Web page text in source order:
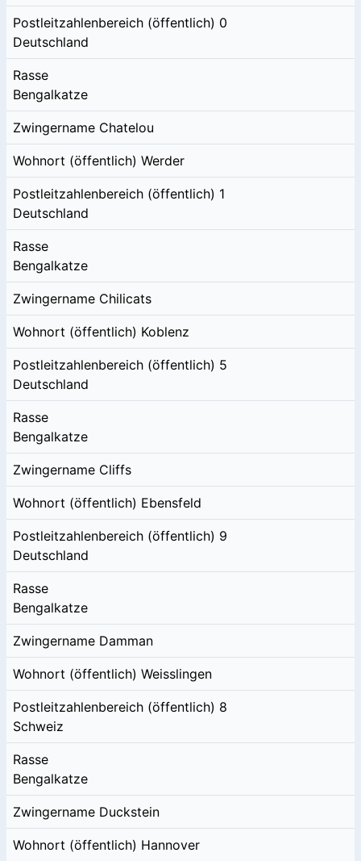
Postleitzahlenbereich (öffentlich) 0
Deutschland
Rasse
Bengalkatze
Zwingername Chatelou
Wohnort (öffentlich) Werder
Postleitzahlenbereich (öffentlich) 1
Deutschland
Rasse
Bengalkatze
Zwingername Chilicats
Wohnort (öffentlich) Koblenz
Postleitzahlenbereich (öffentlich) 5
Deutschland
Rasse
Bengalkatze
Zwingername Cliffs
Wohnort (öffentlich) Ebensfeld
Postleitzahlenbereich (öffentlich) 9
Deutschland
Rasse
Bengalkatze
Zwingername Damman
Wohnort (öffentlich) Weisslingen
Postleitzahlenbereich (öffentlich) 8
Schweiz
Rasse
Bengalkatze
Zwingername Duckstein
Wohnort (öffentlich) Hannover